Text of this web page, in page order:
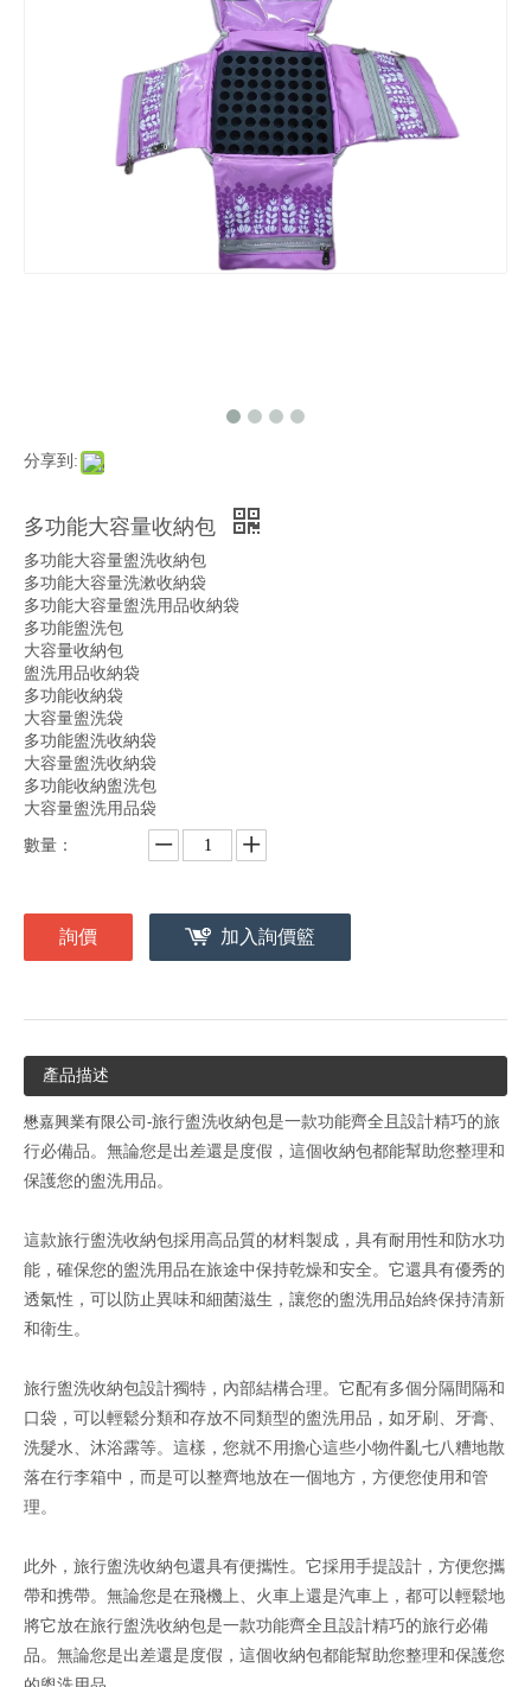
分享到:
多功能大容量收納包
多功能大容量盥洗收納包
多功能大容量洗漱收納袋
多功能大容量盥洗用品收納袋
多功能盥洗包
大容量收納包
盥洗用品收納袋
多功能收納袋
大容量盥洗袋
多功能盥洗收納袋
大容量盥洗收納袋
多功能收納盥洗包
大容量盥洗用品袋
數量：
詢價 加入詢價籃
產品描述
懋嘉興業有限公司-旅行盥洗收納包是一款功能齊全且設計精巧的旅
行必備品。無論您是出差還是度假，這個收納包都能幫助您整理和
保護您的盥洗用品。
這款旅行盥洗收納包採用高品質的材料製成，具有耐用性和防水功
能，確保您的盥洗用品在旅途中保持乾燥和安全。它還具有優秀的
透氣性，可以防止異味和細菌滋生，讓您的盥洗用品始終保持清新
和衛生。
旅行盥洗收納包設計獨特，內部結構合理。它配有多個分隔間隔和
口袋，可以輕鬆分類和存放不同類型的盥洗用品，如牙刷、牙膏、
洗髮水、沐浴露等。這樣，您就不用擔心這些小物件亂七八糟地散
落在行李箱中，而是可以整齊地放在一個地方，方便您使用和管
理。
此外，旅行盥洗收納包還具有便攜性。它採用手提設計，方便您攜
帶和携帶。無論您是在飛機上、火車上還是汽車上，都可以輕鬆地
將它放在旅行盥洗收納包是一款功能齊全且設計精巧的旅行必備
品。無論您是出差還是度假，這個收納包都能幫助您整理和保護您